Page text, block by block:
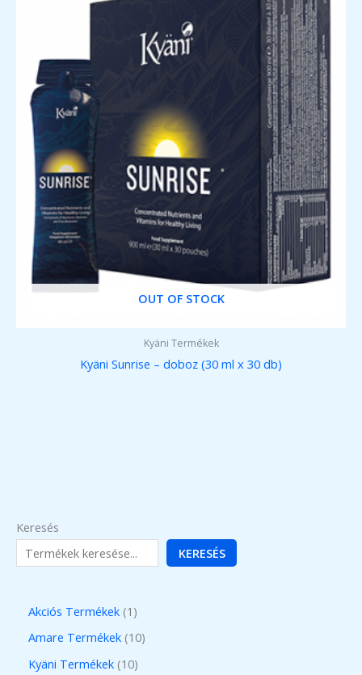
Keresés
KERESÉS
Akciós Termékek 1 1
t
e
Amare Termékek 101
Kyäni Termékek 101
OUT OF STOCK
Kyäni Termékek
Kyäni Sunrise – doboz (30 ml x 30 db)